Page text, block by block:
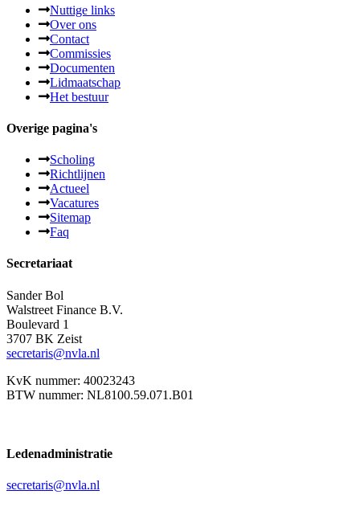
Nuttige links
Over ons
Contact
Commissies
Documenten
Lidmaatschap
Het bestuur
Overige pagina's
Scholing
Richtlijnen
Actueel
Vacatures
Sitemap
Faq
Secretariaat
Sander Bol
Walstreet Finance B.V.
Boulevard 1
3707 BK Zeist
secretaris@nvla.nl
KvK nummer: 40023243
BTW nummer: NL8100.59.071.B01
Ledenadministratie
secretaris@nvla.nl